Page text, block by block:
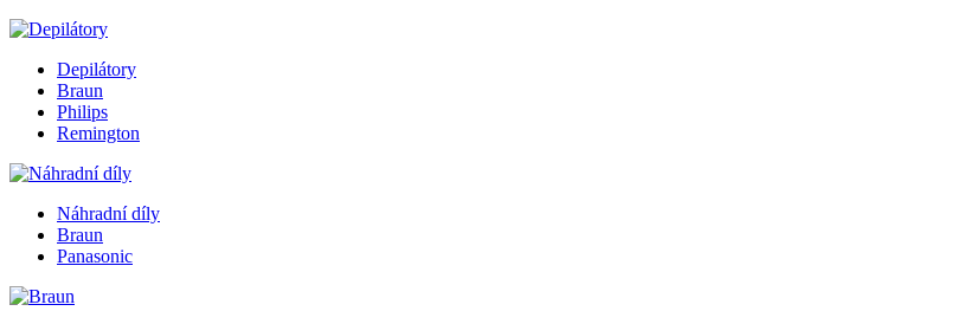
Depilátory
Braun
Philips
Remington
Náhradní díly
Braun
Panasonic